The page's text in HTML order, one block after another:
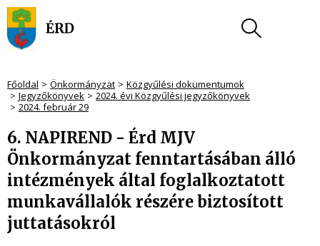
Főoldal Önkormányzat
Közgyűlési dokumentumok
Jegyzőkönyvek
2024. évi Közgyűlési jegyzőkönyvek
2024. február 29
6. NAPIREND - Érd MJV
Önkormányzat fenntartásában álló
intézmények által foglalkoztatott
munkavállalók részére biztosított
juttatásokról